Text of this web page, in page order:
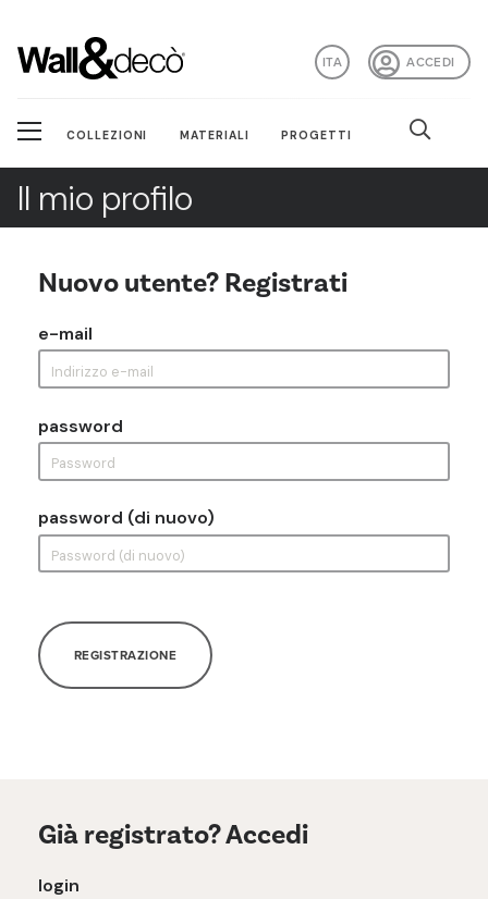
ACCEDI
ITA
COLLEZIONI MATERIALI PROGETTI
Il mio profilo
Nuovo utente? Registrati
e-mail
password
password (di nuovo)
REGISTRAZIONE
Già registrato? Accedi
login